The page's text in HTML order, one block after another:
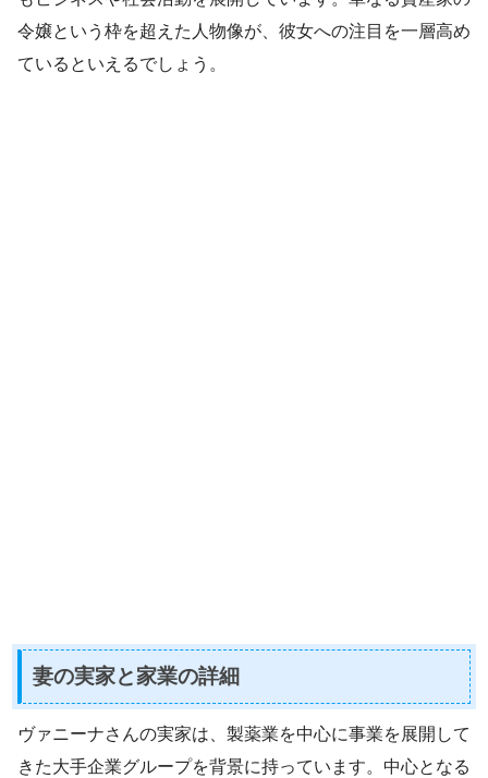
令嬢という枠を超えた人物像が、彼女への注目を一層高め
ているといえるでしょう。
妻の実家と家業の詳細
ヴァニーナさんの実家は、製薬業を中心に事業を展開して
きた大手企業グループを背景に持っています。中心となる